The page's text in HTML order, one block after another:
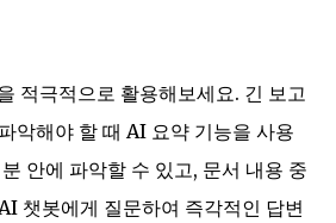
적극적으로 활용해보세요. 긴 보고
악해야 할 때 AI 요약 기능을 사용
안에 파악할 수 있고, 문서 내용 중
챗봇에게 질문하여 즉각적인 답변